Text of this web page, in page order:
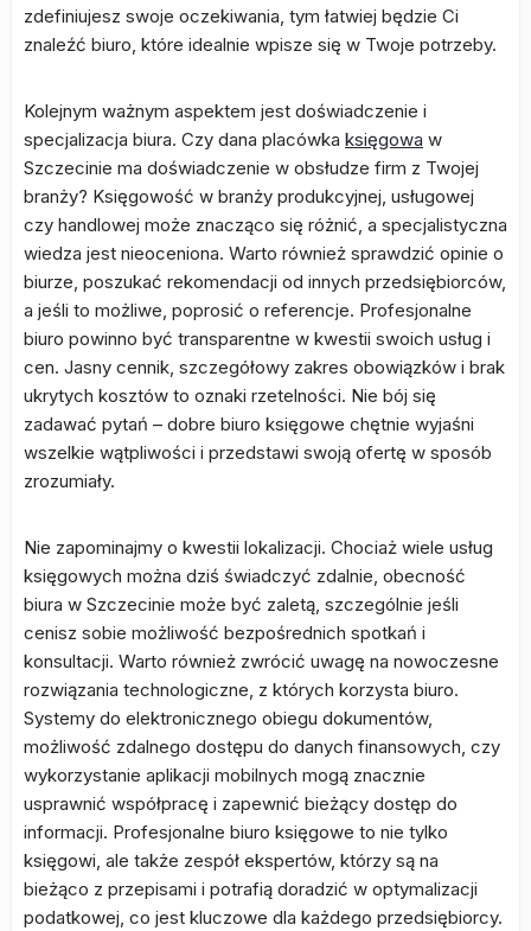
zdefiniujesz swoje oczekiwania, tym łatwiej będzie Ci
znaleźć biuro, które idealnie wpisze się w Twoje potrzeby.
Kolejnym ważnym aspektem jest doświadczenie i
specjalizacja biura. Czy dana placówka księgowa w
Szczecinie ma doświadczenie w obsłudze firm z Twojej
branży? Księgowość w branży produkcyjnej, usługowej
czy handlowej może znacząco się różnić, a specjalistyczna
wiedza jest nieoceniona. Warto również sprawdzić opinie o
biurze, poszukać rekomendacji od innych przedsiębiorców,
a jeśli to możliwe, poprosić o referencje. Profesjonalne
biuro powinno być transparentne w kwestii swoich usług i
cen. Jasny cennik, szczegółowy zakres obowiązków i brak
ukrytych kosztów to oznaki rzetelności. Nie bój się
zadawać pytań – dobre biuro księgowe chętnie wyjaśni
wszelkie wątpliwości i przedstawi swoją ofertę w sposób
zrozumiały.
Nie zapominajmy o kwestii lokalizacji. Chociaż wiele usług
księgowych można dziś świadczyć zdalnie, obecność
biura w Szczecinie może być zaletą, szczególnie jeśli
cenisz sobie możliwość bezpośrednich spotkań i
konsultacji. Warto również zwrócić uwagę na nowoczesne
rozwiązania technologiczne, z których korzysta biuro.
Systemy do elektronicznego obiegu dokumentów,
możliwość zdalnego dostępu do danych finansowych, czy
wykorzystanie aplikacji mobilnych mogą znacznie
usprawnić współpracę i zapewnić bieżący dostęp do
informacji. Profesjonalne biuro księgowe to nie tylko
księgowi, ale także zespół ekspertów, którzy są na
bieżąco z przepisami i potrafią doradzić w optymalizacji
podatkowej, co jest kluczowe dla każdego przedsiębiorcy.